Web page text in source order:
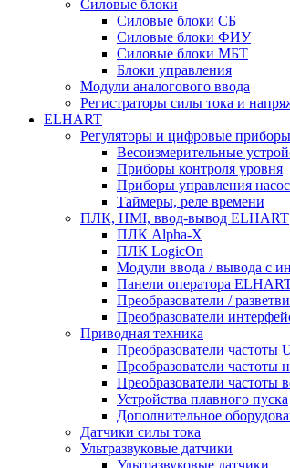
Силовые блоки
Силовые блоки СБ
Силовые блоки ФИУ
Силовые блоки МБТ
Блоки управления
Модули аналогового ввода
Регистраторы силы тока и
ELHART
Регуляторы и цифровые приборы
Весоизмерительные
Приборы контроля уровня
Приборы управления
Таймеры, реле времени
ПЛК, HMI, ввод-вывод ELHART
ПЛК Alpha-X
ПЛК LogicOn
Модули ввода / вывода с
Панели оператора
Преобразователи /
Преобразователи
Приводная техника
Преобразователи частоты
Преобразователи частоты
Преобразователи частоты
Устройства плавного пуска
Дополнительное
Датчики силы тока
Ультразвуковые датчики
Ультразвуковые датчики